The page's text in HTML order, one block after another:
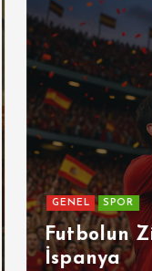
GENEL SPOR
Futbolun
İspanya